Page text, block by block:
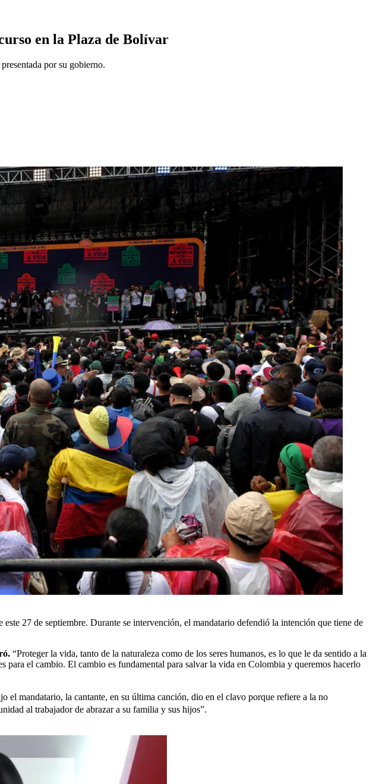
en la Plaza de Bolívar
por su gobierno.
27 de septiembre. Durante se intervención, el mandatario defendió la intención que tiene de
“Proteger la vida, tanto de la naturaleza como de los seres humanos, es lo que le da sentido a la
el cambio. El cambio es fundamental para salvar la vida en Colombia y queremos hacerlo
el mandatario, la cantante, en su última canción, dio en el clavo porque refiere a la no
al trabajador de abrazar a su familia y sus hijos”.